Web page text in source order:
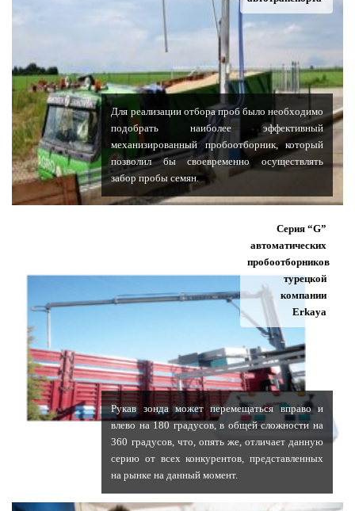
Для реализации отбора проб было необходимо
подобрать наиболее эффективный
механизированный пробоотборник, который
позволил бы своевременно осуществлять
забор пробы семян.
Серия “G”
автоматических
пробоотборников
турецкой
компании
Erkaya
Рукав зонда может перемещаться вправо и
влево на 180 градусов, в общей сложности на
360 градусов, что, опять же, отличает данную
серию от всех конкурентов, представленных
на рынке на данный момент.